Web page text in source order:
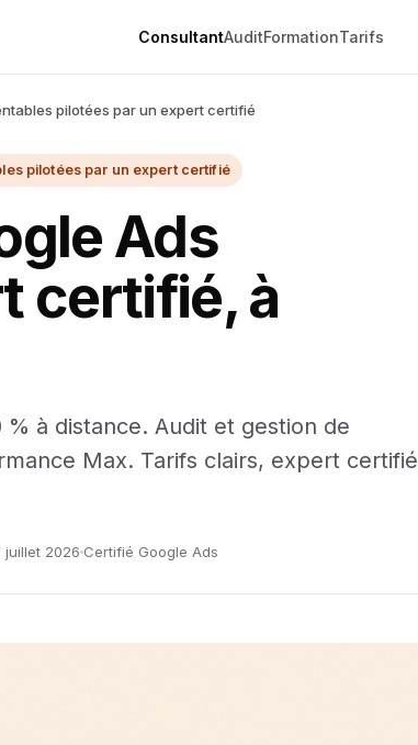
ConsultantAuditFormationTarifs
pilotées par un expert certifié
pilotées par un expert certifié
Ads
certifié, à
% à distance. Audit et gestion de
Max. Tarifs clairs, expert certifié
juillet 2026 Certifié Google Ads